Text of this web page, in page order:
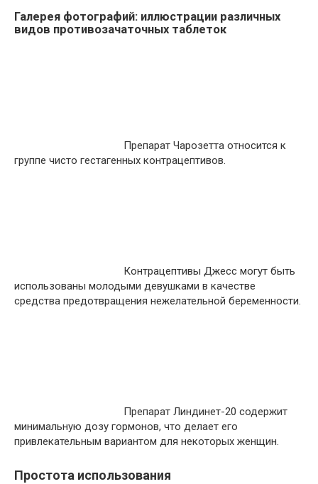
Галерея фотографий: иллюстрации различных
видов противозачаточных таблеток
Препарат Чарозетта относится к
группе чисто гестагенных контрацептивов.
Контрацептивы Джесс могут быть
использованы молодыми девушками в качестве
средства предотвращения нежелательной беременности.
Препарат Линдинет-20 содержит
минимальную дозу гормонов, что делает его
привлекательным вариантом для некоторых женщин.
Простота использования